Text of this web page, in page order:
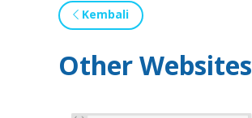
Kembali
Other Websites